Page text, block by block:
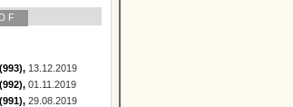
13.12.2019
01.11.2019
29.08.2019